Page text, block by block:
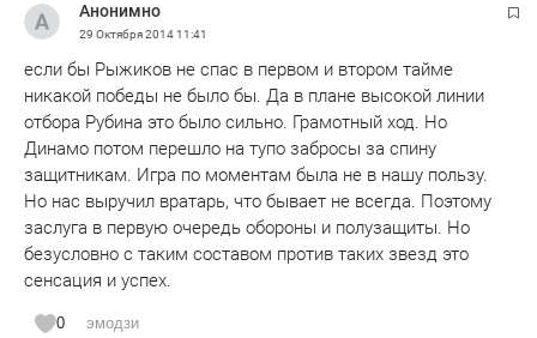
Анонимно
29 Октября 201411:41
если бы Рыжиков не спас в первом и втором тайме
никакой победы не было бы. Да в плане высокой линии
отбора Рубина это было сильно. Грамотный ход. Но
Динамо потом перешло на тупо забросы за спину
защитникам. Игра по моментам была не в нашу пользу.
Но нас выручил вратарь, что бывает не всегда. Поэтому
заслуга в первую очередь обороны и полузащиты. Но
безусловно с таким составом против таких звезд это
сенсация и успех.
0 эмодзи